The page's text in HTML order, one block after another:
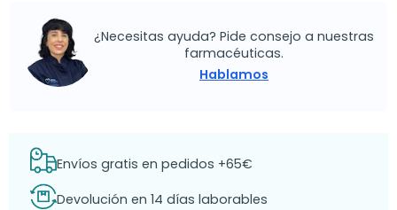
¿Necesitas ayuda? Pide consejo a nuestras
farmacéuticas.
Hablamos
Envíos gratis en pedidos +65€
Devolución en 14 días laborables